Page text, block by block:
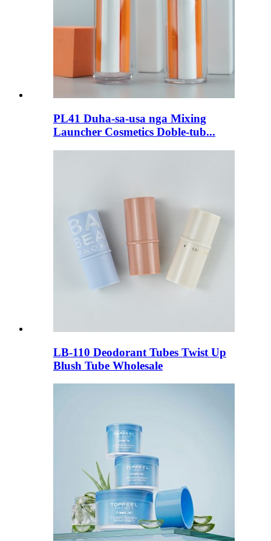
PL41 Duha-sa-usa nga Mixing
Launcher Cosmetics Doble-tub...
LB-110 Deodorant Tubes Twist Up
Blush Tube Wholesale